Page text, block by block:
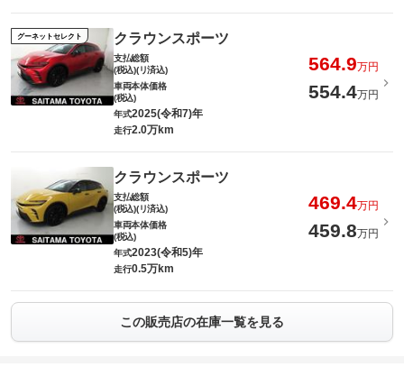
グーネットセレクト クラウンスポーツ
支払総額
(税込)(リ済込)
564.9万円
車両本体価格
(税込)
554.4万円
年式2025(令和7)年
走行2.0万km
クラウンスポーツ
支払総額
(税込)(リ済込)
469.4万円
車両本体価格
(税込)
459.8万円
年式2023(令和5)年
走行0.5万km
この販売店の在庫一覧を見る